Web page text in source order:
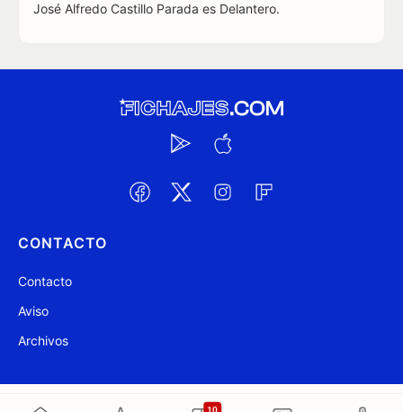
10
José Alfredo Castillo Parada es Delantero.
CONTACTO
Contacto
Aviso
Archivos